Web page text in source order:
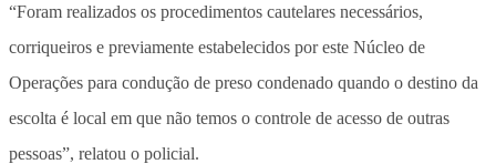
“Foram realizados os procedimentos cautelares necessários,
corriqueiros e previamente estabelecidos por este Núcleo de
Operações para condução de preso condenado quando o destino da
escolta é local em que não temos o controle de acesso de outras
pessoas”, relatou o policial.